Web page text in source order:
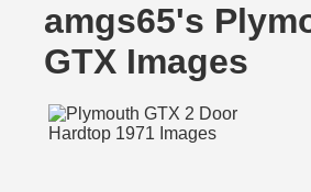
amgs65's
GTX Images